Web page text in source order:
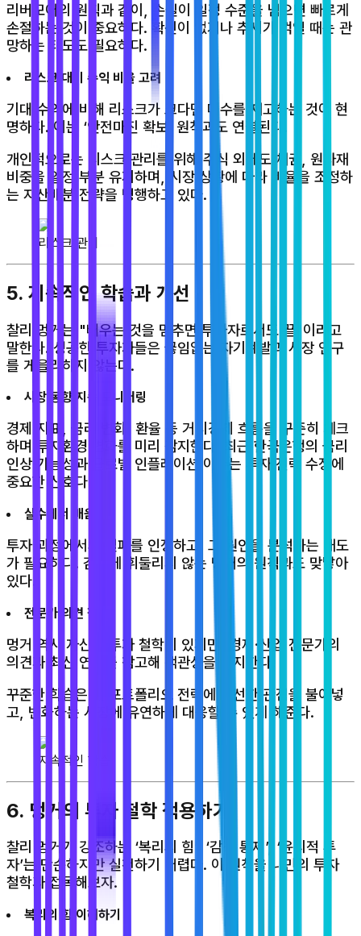
리버모어의 원칙과 같이, 손실이 일정 수준을 넘으면 빠르게
손절하는 것이 중요하다. 확신이 없거나 추세가 꺾일 때는 관
망하는 태도도 필요하다.
리스크 대비 수익 비율 고려
기대 수익에 비해 리스크가 크다면 매수를 재고하는 것이 현
명하다. 이는 ‘안전마진 확보’ 원칙과도 연결된다.
개인적으로는 리스크 관리를 위해 주식 외에도 채권, 원자재
비중을 일정 부분 유지하며, 시장 상황에 따라 비율을 조정하
는 자산배분 전략을 병행하고 있다.
리스크 관리
5. 지속적인 학습과 개선
찰리 멍거는 "배우는 것을 멈추면 투자자로서도 끝"이라고
말한다. 성공한 투자자들은 끊임없는 자기계발과 시장 연구
를 게을리하지 않는다.
시장 동향 지속 모니터링
경제 지표, 금리 변화, 환율 등 거시경제 흐름을 꾸준히 체크
하며 투자환경 변화를 미리 감지한다. 최근 한국은행의 금리
인상 가능성과 글로벌 인플레이션 이슈는 투자 전략 수정에
중요한 신호다.
실수에서 배움
투자 과정에서의 실패를 인정하고, 그 원인을 분석하는 태도
가 필요하다. 감정에 휘둘리지 않는 멍거의 원칙과도 맞닿아
있다.
전문가 의견 참고
멍거 역시 자신의 투자 철학이 있지만, 경제·산업 전문가의
의견과 최신 연구를 참고해 객관성을 유지한다.
꾸준한 학습은 내 포트폴리오 전략에 신선한 관점을 불어넣
고, 변화하는 시장에 유연하게 대응할 수 있게 해준다.
지속적인 학습
6. 멍거의 투자 철학 적용하기
찰리 멍거가 강조하는 ‘복리의 힘’, ‘감정 통제’, ‘윤리적 투
자’는 단순하지만 실천하기 어렵다. 이 원칙을 나만의 투자
철학과 접목해보자.
복리의 힘 이해하기